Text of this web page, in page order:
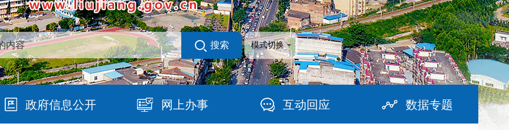
搜索 模式切换
政府信息公开 网上办事 互动回应 数据专题